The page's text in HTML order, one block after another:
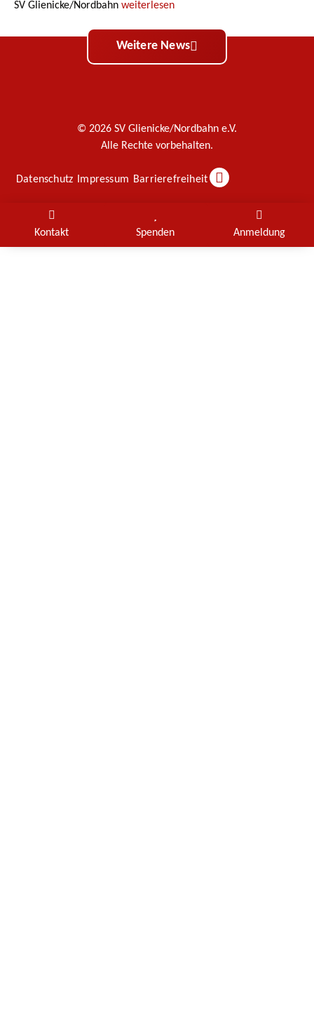
SV Glienicke/Nordbahn weiterlesen
Weitere News
© 2026 SV Glienicke/Nordbahn e.V.
Alle Rechte vorbehalten.
Datenschutz Impressum Barrierefreiheit
Kontakt Spenden Anmeldung